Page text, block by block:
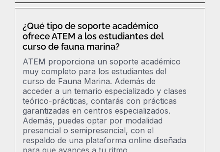
¿Qué tipo de soporte académico
ofrece ATEM a los estudiantes del
curso de fauna marina?
ATEM proporciona un soporte académico
muy completo para los estudiantes del
curso de Fauna Marina. Además de
acceder a un temario especializado y clases
teórico-prácticas, contarás con prácticas
garantizadas en centros especializados.
Además, puedes optar por modalidad
presencial o semipresencial, con el
respaldo de una plataforma online diseñada
para que avances a tu ritmo.